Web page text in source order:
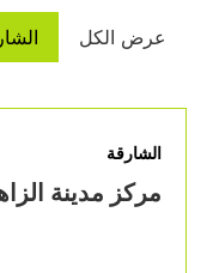
عرض الكل الشارقة
الشارقة
مركز مدينة الزاها